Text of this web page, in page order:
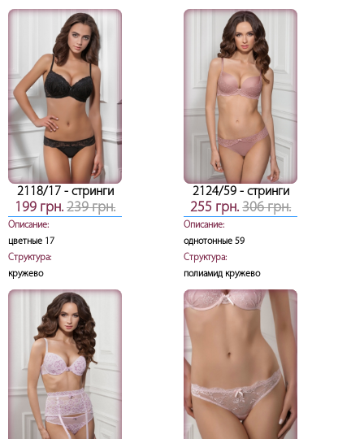
2118/17- стринги
199 грн. 239 грн.
Описание:
цветные 17
Структура:
кружево
2124/59- стринги
255 грн.306 грн.
Описание:
однотонные 59
Структура:
полиамид кружево